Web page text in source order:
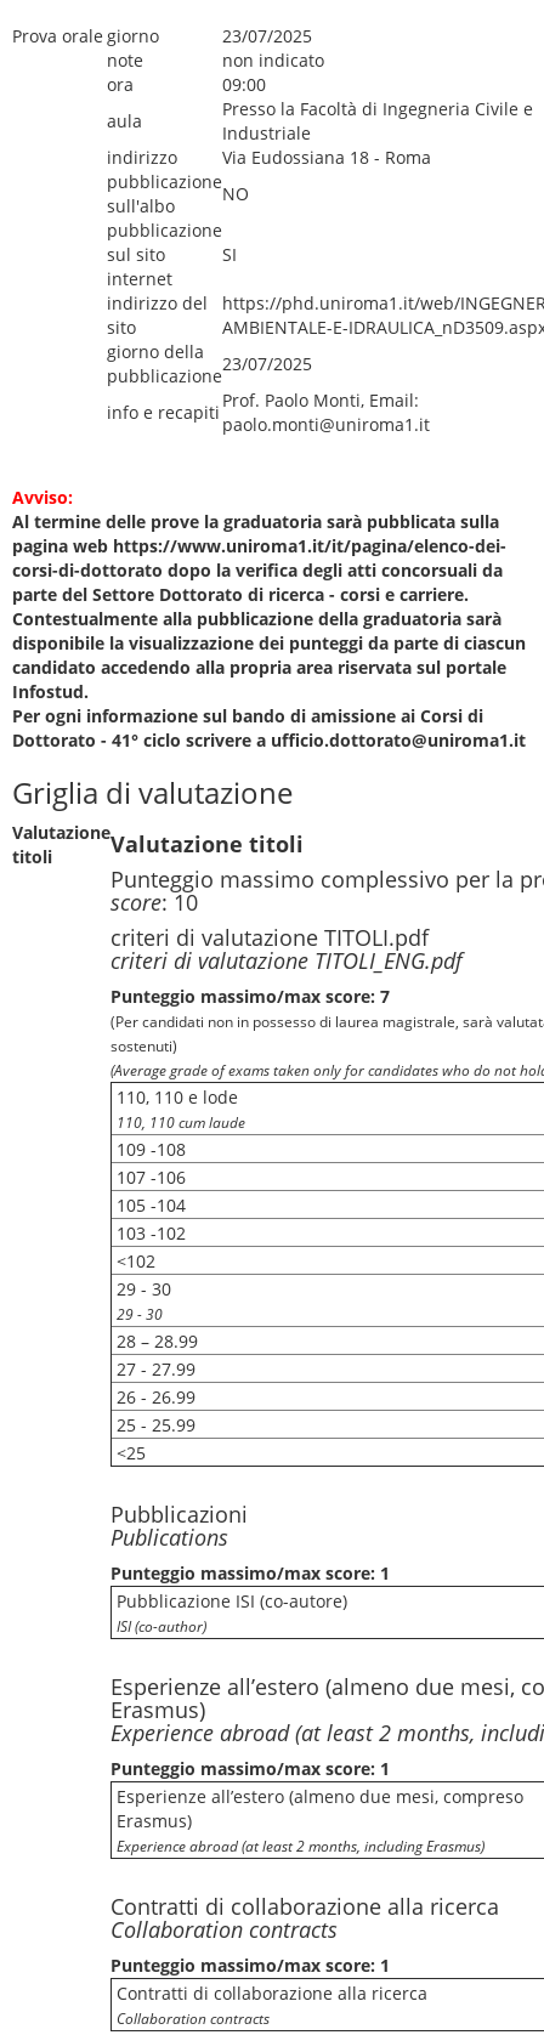
Prova orale giorno
23/07/2025
note
non indicato
ora
09:00
aula
Presso la Facoltà di Ingegneria Civile e
Industriale
indirizzo
Via Eudossiana 18 - Roma
pubblicazione
sull'albo
NO
pubblicazione
sul sito
internet
SI
indirizzo del
sito
https://phd.uniroma1.it/web/
AMBIENTALE-E-
giorno della
pubblicazione
23/07/2025
info e recapiti
Prof. Paolo Monti, Email:
paolo.monti@uniroma1.it
Avviso:
Al termine delle prove la graduatoria sarà pubblicata sulla
pagina web https://www.uniroma1.it/it/pagina/elenco-dei-
corsi-di-dottorato dopo la verifica degli atti concorsuali da
parte del Settore Dottorato di ricerca - corsi e carriere.
Contestualmente alla pubblicazione della graduatoria sarà
disponibile la visualizzazione dei punteggi da parte di ciascun
candidato accedendo alla propria area riservata sul portale
Infostud.
Per ogni informazione sul bando di amissione ai Corsi di
Dottorato - 41° ciclo scrivere a ufficio.dottorato@uniroma1.it
Griglia di valutazione
Valutazione
titoli
Valutazione titoli
Punteggio massimo complessivo per la
score: 10
criteri di valutazione TITOLI.pdf
criteri di valutazione TITOLI_ENG.pdf
Punteggio massimo/max score: 7
(Per candidati non in possesso di laurea magistrale, sarà
sostenuti)
(Average grade of exams taken only for candidates who do not
110, 110 e lode
110, 110 cum laude
109 -108
107 -106
105 -104
103 -102
<102
29 - 30
29 - 30
28 – 28.99
27 - 27.99
26 - 26.99
25 - 25.99
<25
Pubblicazioni
Publications
Punteggio massimo/max score: 1
Pubblicazione ISI (co-autore)
ISI (co-author)
Esperienze all’estero (almeno due mesi,
Erasmus)
Experience abroad (at least 2 months,
Punteggio massimo/max score: 1
Esperienze all’estero (almeno due mesi, compreso
Erasmus)
Experience abroad (at least 2 months, including Erasmus)
Contratti di collaborazione alla ricerca
Collaboration contracts
Punteggio massimo/max score: 1
Contratti di collaborazione alla ricerca
Collaboration contracts